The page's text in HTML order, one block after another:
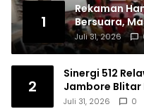
1
Rekaman
Bersuara,
Lagi Ingatan
Juli 31, 2026
2
Sinergi 512
Jambore Blitar
Juli 31, 2026 0